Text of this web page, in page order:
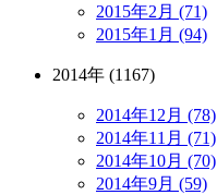
2015年2月 (71)
2015年1月 (94)
2014年 (1167)
2014年12月 (78)
2014年11月 (71)
2014年10月 (70)
2014年9月 (59)